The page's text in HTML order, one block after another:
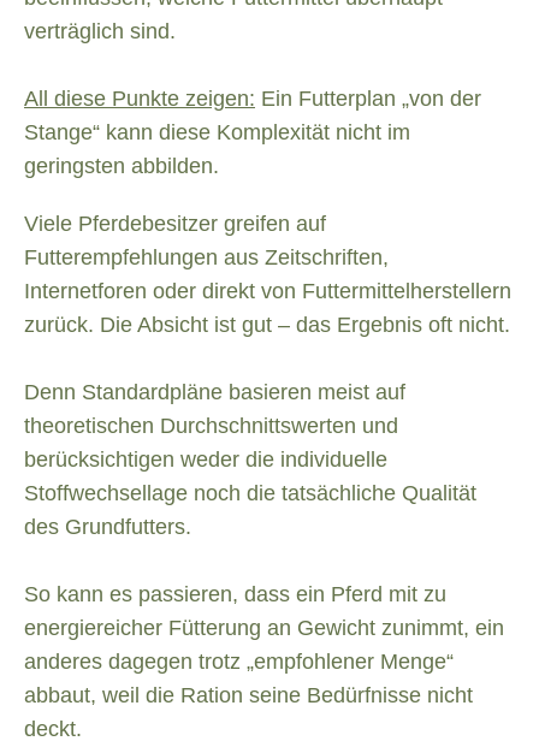
verträglich sind.
All diese Punkte zeigen: Ein Futterplan „von der
Stange“ kann diese Komplexität nicht im
geringsten abbilden.
Viele Pferdebesitzer greifen auf
Futterempfehlungen aus Zeitschriften,
Internetforen oder direkt von Futtermittelherstellern
zurück. Die Absicht ist gut – das Ergebnis oft nicht.
Denn Standardpläne basieren meist auf
theoretischen Durchschnittswerten und
berücksichtigen weder die individuelle
Stoffwechsellage noch die tatsächliche Qualität
des Grundfutters.
So kann es passieren, dass ein Pferd mit zu
energiereicher Fütterung an Gewicht zunimmt, ein
anderes dagegen trotz „empfohlener Menge“
abbaut, weil die Ration seine Bedürfnisse nicht
deckt.